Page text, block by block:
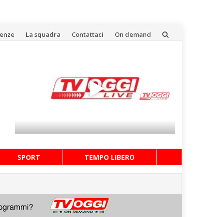
La squadra Contattaci On demand
SPORT TEMPO LIBERO